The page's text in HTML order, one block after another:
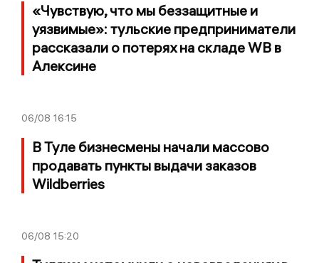
«Чувствую, что мы беззащитные и
уязвимые»: тульские предприниматели
рассказали о потерях на складе WB в
Алексине
06/08 16:15
В Туле бизнесмены начали массово
продавать пункты выдачи заказов
Wildberries
06/08 15:20